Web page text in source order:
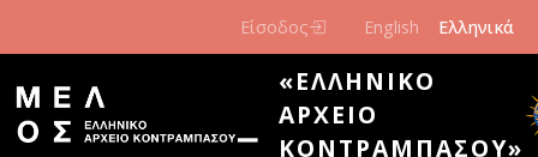
Είσοδος English Ελληνικά
«ΕΛΛΗΝΙΚΌ
ΑΡΧΕΊΟ
ΚΟΝΤΡΑΜΠΆΣΟΥ»